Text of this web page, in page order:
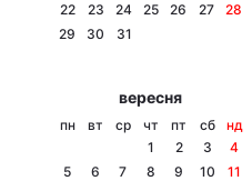
Тема оформлення
22
23 24 25 26 27
28
29
30 31
вересня
пн вт ср чт пт сб
нд
1
2 3
4
5
6 7 8 9 10
11